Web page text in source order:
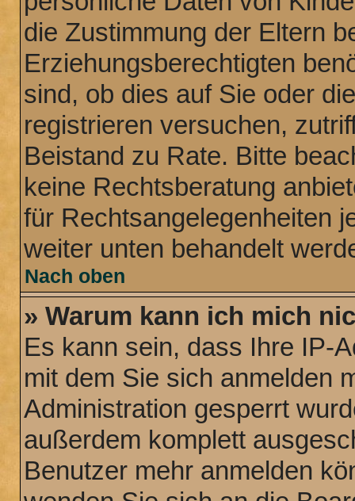
die Zustimmung der Eltern
Erziehungsberechtigten
sind, ob dies auf Sie oder
registrieren versuchen,
Beistand zu Rate. Bitte
keine Rechtsberatung
für Rechtsangelegenheiten
weiter unten behandelt
Nach oben
» Warum kann ich mich
Es kann sein, dass Ihre IP-
mit dem Sie sich anmelden
Administration gesperrt
außerdem komplett
Benutzer mehr anmelden